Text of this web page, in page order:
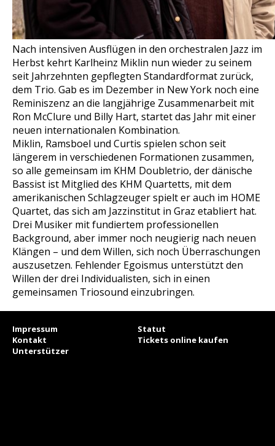
Nach intensiven Ausflügen in den orchestralen Jazz im
Herbst kehrt Karlheinz Miklin nun wieder zu seinem
seit Jahrzehnten gepflegten Standardformat zurück,
dem Trio. Gab es im Dezember in New York noch eine
Reminiszenz an die langjährige Zusammenarbeit mit
Ron McClure und Billy Hart, startet das Jahr mit einer
neuen internationalen Kombination.
Miklin, Ramsboel und Curtis spielen schon seit
längerem in verschiedenen Formationen zusammen,
so alle gemeinsam im KHM Doubletrio, der dänische
Bassist ist Mitglied des KHM Quartetts, mit dem
amerikanischen Schlagzeuger spielt er auch im HOME
Quartet, das sich am Jazzinstitut in Graz etabliert hat.
Drei Musiker mit fundiertem professionellen
Background, aber immer noch neugierig nach neuen
Klängen – und dem Willen, sich noch Überraschungen
auszusetzen. Fehlender Egoismus unterstützt den
Willen der drei Individualisten, sich in einen
gemeinsamen Triosound einzubringen.
Impressum
Statut
Kontakt
Tickets online kaufen
Unterstützer